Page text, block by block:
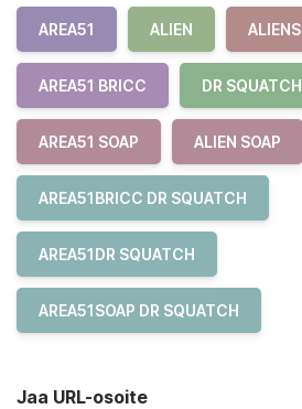
AREA51 ALIEN ALIENS
AREA51 BRICC DR SQUATCH
AREA51 SOAP ALIEN SOAP
AREA51BRICC DR SQUATCH
AREA51DR SQUATCH
AREA51SOAP DR SQUATCH
Jaa URL-osoite